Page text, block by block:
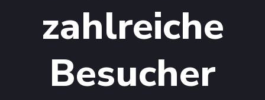
zahlreiche
Besucher